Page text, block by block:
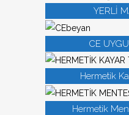
YERLİ
CE
Hermetik
Hermetik